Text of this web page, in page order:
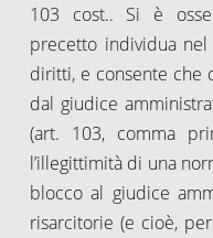
103 cost.. Si è
precetto individua
diritti, e consente che
dal giudice
(art. 103, comma
l’illegittimità di una
blocco al giudice
risarcitorie (e cioè,